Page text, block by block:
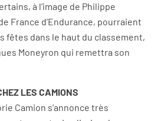
à l’image de Philippe
France d’Endurance, pourraient
fêtes dans le haut du classement,
Moneyron qui remettra son
LES CAMIONS
Camion s’annonce très